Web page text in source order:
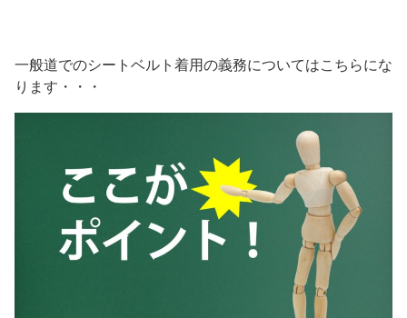
一般道でのシートベルト着用の義務についてはこちらにな
ります・・・